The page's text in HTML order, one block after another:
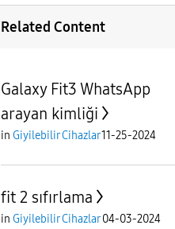
Related Content
Galaxy Fit3 WhatsApp
arayan kimliği
in Giyilebilir Cihazlar11-25-2024
fit 2 sıfırlama
in Giyilebilir Cihazlar 04-03-2024